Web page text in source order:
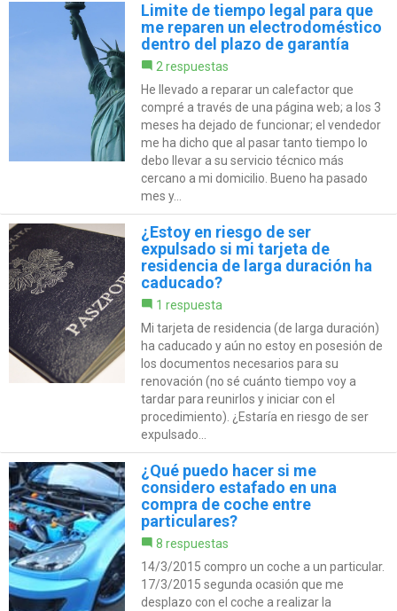
Limite de tiempo legal para que
me reparen un electrodoméstico
dentro del plazo de garantía
2 respuestas
He llevado a reparar un calefactor que
compré a través de una página web; a los 3
meses ha dejado de funcionar; el vendedor
me ha dicho que al pasar tanto tiempo lo
debo llevar a su servicio técnico más
cercano a mi domicilio. Bueno ha pasado
mes y...
¿Estoy en riesgo de ser
expulsado si mi tarjeta de
residencia de larga duración ha
caducado?
1 respuesta
Mi tarjeta de residencia (de larga duración)
ha caducado y aún no estoy en posesión de
los documentos necesarios para su
renovación (no sé cuánto tiempo voy a
tardar para reunirlos y iniciar con el
procedimiento). ¿Estaría en riesgo de ser
expulsado...
¿Qué puedo hacer si me
considero estafado en una
compra de coche entre
particulares?
8 respuestas
14/3/2015 compro un coche a un particular.
17/3/2015 segunda ocasión que me
desplazo con el coche a realizar la